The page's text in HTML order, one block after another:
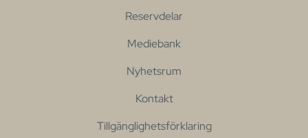
Reservdelar
Mediebank
Nyhetsrum
Kontakt
Tillgänglighetsförklaring